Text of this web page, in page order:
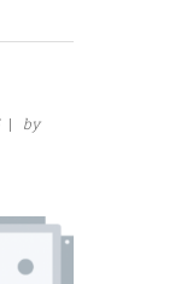
|
by